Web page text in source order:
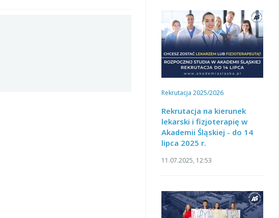
Rekrutacja 2025/2026
Rekrutacja na kierunek
lekarski i fizjoterapię w
Akademii Śląskiej - do 14
lipca 2025 r.
11.07.2025, 12:53